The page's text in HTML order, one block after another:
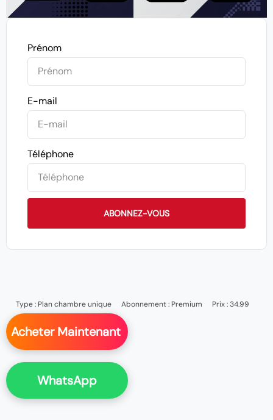
Prénom
E-mail
Téléphone
ABONNEZ-VOUS
Type : Plan chambre unique Abonnement : Premium Prix : 34.99
Acheter Maintenant
WhatsApp